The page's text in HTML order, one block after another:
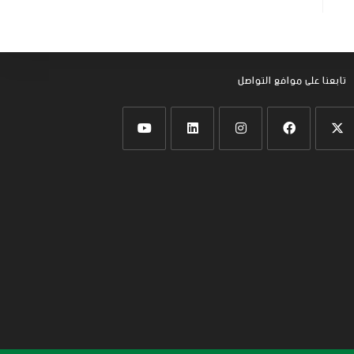
تابعنا على موافع التواصل